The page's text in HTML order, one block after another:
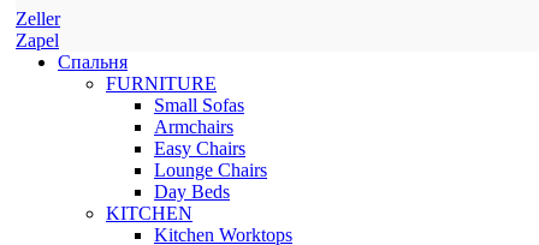
Zeller
Zapel
Спальня
FURNITURE
Small Sofas
Armchairs
Easy Chairs
Lounge Chairs
Day Beds
KITCHEN
Kitchen Worktops